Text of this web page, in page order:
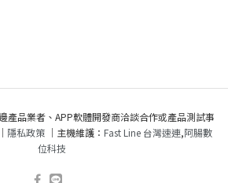
產品業者、APP軟體開發商洽談合作或產品測試事
隱私政策｜主機維護： Fast Line 台灣速連,阿腸數
位科技